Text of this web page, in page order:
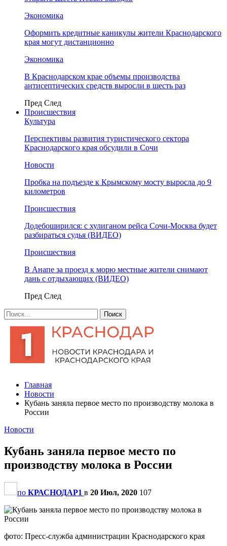
Экономика
Оформить кредитные каникулы жители Краснодарского
края могут дистанционно
Экономика
В Краснодарском крае объемы производства
антисептических средств выросли в шесть раз
Пред След
Происшествия
Культура
Перспективы развития туристического сектора
Краснодарского края обсудили в Сочи
Новости
Пробка на подъезде к Крымскому мосту выросла до 9
километров
Происшествия
Додебоширился: с хулиганом рейса Сочи-Москва будет
разбираться судья (ВИДЕО)
Происшествия
В Анапе за проезд к морю местные жители снимают
дань с отдыхающих (ВИДЕО)
Пред След
Главная
Новости
Кубань заняла первое место по производству молока в
России
Новости
Кубань заняла первое место по
производству молока в России
по КРАСНОДАР1 в 20 Июл, 2020 107
фото: Пресс-служба администрации Краснодарского края